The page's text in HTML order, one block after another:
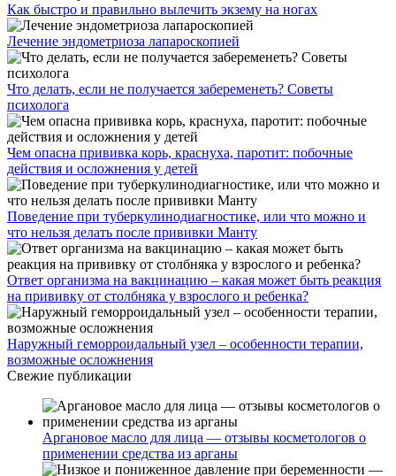
Как быстро и правильно вылечить экзему на ногах
Лечение эндометриоза лапароскопией
Что делать, если не получается забеременеть? Советы
психолога
Чем опасна прививка корь, краснуха, паротит: побочные
действия и осложнения у детей
Поведение при туберкулинодиагностике, или что можно и
что нельзя делать после прививки Манту
Ответ организма на вакцинацию – какая может быть реакция
на прививку от столбняка у взрослого и ребенка?
Наружный геморроидальный узел – особенности терапии,
возможные осложнения
Свежие публикации
Аргановое масло для лица — отзывы косметологов о
применении средства из арганы